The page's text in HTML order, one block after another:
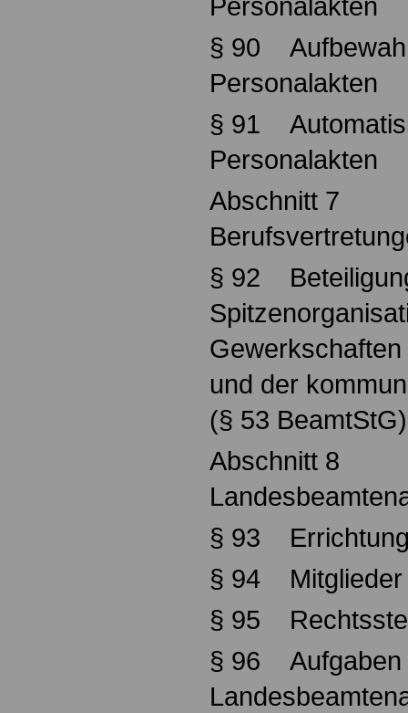
Personalakten
§ 90
Personalakten
§ 91
Personalakten
Abschnitt 7
§ 92
und der
(§ 53 BeamtStG)
Abschnitt 8
§ 93
§ 94 Mitglieder
§ 95
§ 96 Aufgaben